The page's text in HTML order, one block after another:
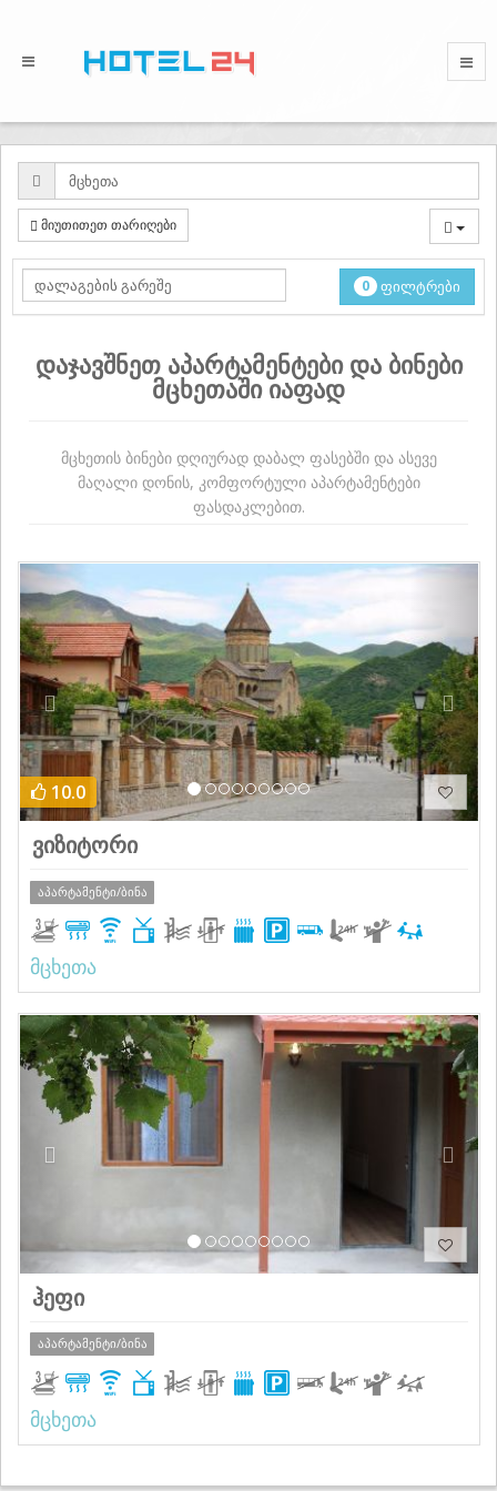
მიუთითეთ თარიღები
0 ფილტრები
დაჯავშნეთ აპარტამენტები და ბინები
მცხეთაში იაფად
მცხეთის ბინები დღიურად დაბალ ფასებში და ასევე
მაღალი დონის, კომფორტული აპარტამენტები
ფასდაკლებით.
Previous
10.0
ვიზიტორი
აპარტამენტი/ბინა
მცხეთა
Previous Next
ჰეფი
აპარტამენტი/ბინა
მცხეთა